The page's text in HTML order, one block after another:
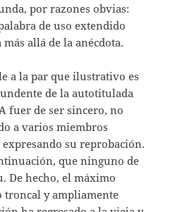
por razones obvias:
de uso extendido
allá de la anécdota.
a la par que ilustrativo es
de la autotitulada
fuer de ser sincero, no
a varios miembros
expresando su reprobación.
que ninguno de
De hecho, el máximo
troncal y ampliamente